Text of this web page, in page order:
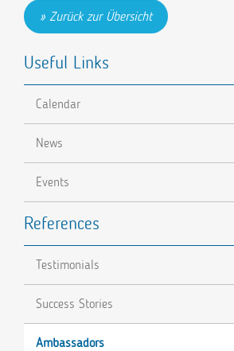
Zurück zur Übersicht
Useful Links
Calendar
News
Events
References
Testimonials
Success Stories
Ambassadors